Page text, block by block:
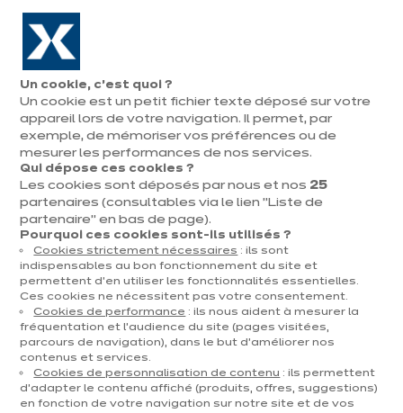
Aller à la navigation
Aller au contenu principal
Ouvrir
le
menu
magasins
Prendre
rendez-vous
Petite cuisine équipée : nos
modèles
Une petite cuisine équipée transforme quelques m² en
une véritable pièce à vivre, fonctionnelle et agréable
au quotidien. Avec un agencement précis, des
rangements malins et une décoration pensée dans le
détail, chaque recoin gagne en confort sans perdre en
style. Une cuisine dans un petit espace devient alors un
terrain de jeu pour les idées futées.​
Nos modèles de petites cuisines
Un cookie, c’est quoi ?
Un cookie est un petit fichier texte déposé sur votre
appareil lors de votre navigation. Il permet, par
exemple, de mémoriser vos préférences ou de
mesurer les performances de nos services.
Qui dépose ces cookies ?
Les cookies sont déposés par nous et nos 25
partenaires (consultables via le lien "Liste de
partenaire" en bas de page).
Pourquoi ces cookies sont-ils utilisés ?
Cookies strictement nécessaires : ils sont
indispensables au bon fonctionnement du site et
permettent d’en utiliser les fonctionnalités essentielles.
Ces cookies ne nécessitent pas votre consentement.
Cookies de performance : ils nous aident à mesurer la
fréquentation et l’audience du site (pages visitées,
parcours de navigation), dans le but d’améliorer nos
contenus et services.
Cookies de personnalisation de contenu : ils permettent
d’adapter le contenu affiché (produits, offres, suggestions)
en fonction de votre navigation sur notre site et de vos